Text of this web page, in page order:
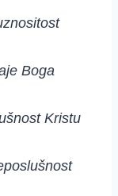
Boga
Kristu